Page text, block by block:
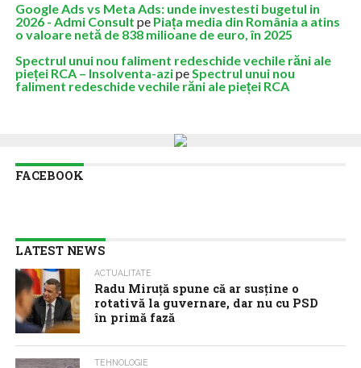
Google Ads vs Meta Ads: unde investesti bugetul in
2026 - Admi Consult pe Piața media din România a atins
o valoare netă de 838 milioane de euro, în 2025
Spectrul unui nou faliment redeschide vechile răni ale
pieței RCA – Insolventa-azipeSpectrul unui nou
faliment redeschide vechile răni ale pieței RCA
FACEBOOK
LATEST NEWS
ACTUALITATE
Radu Miruţă spune că ar susţine o
rotativă la guvernare, dar nu cu PSD
în primă fază
TEHNOLOGIE